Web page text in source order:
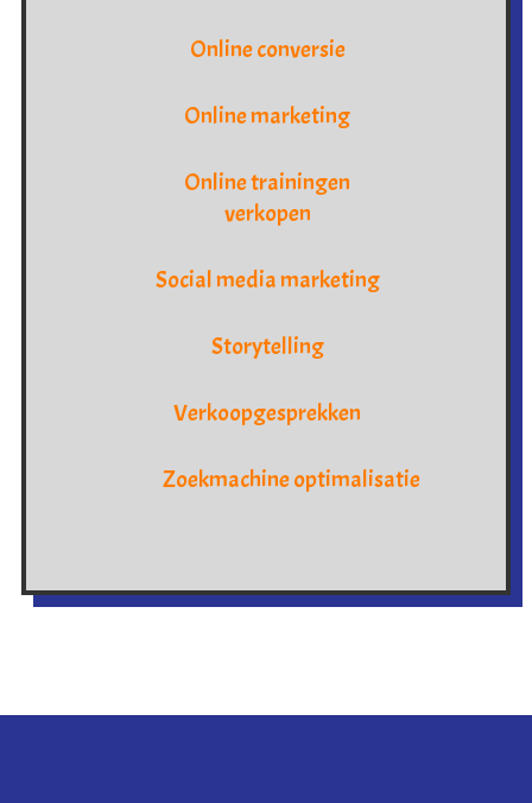
Online conversie
Online marketing
Online trainingen
verkopen
Social media marketing
Storytelling
Verkoopgesprekken
Zoekmachine optimalisatie